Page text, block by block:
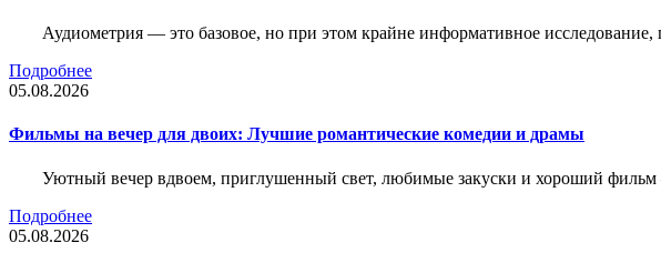
Аудиометрия — это базовое, но при этом крайне информативное исследование,
Подробнее
05.08.2026
Фильмы на вечер для двоих: Лучшие романтические комедии и драмы
Уютный вечер вдвоем, приглушенный свет, любимые закуски и хороший
Подробнее
05.08.2026